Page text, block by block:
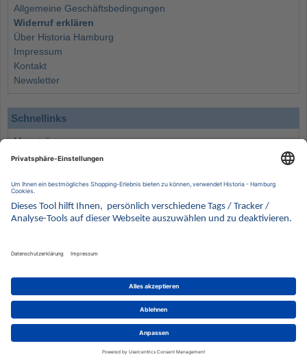
Allgemeine Geschäftsbedingungen
Widerruf erklären
Über Historia Hamburg
Impressum
Kontakt
Newsletter
Schnellinks
Monatsliste
Angebote
Wissenswertes
Kontakt
Wir behalten uns vor, für ausgewählte Münzen die Differenzbesteuerung gemäß § 25a UStG
anzuwenden.
Alle Angebote freibleibend solange der Vorrat reicht. Irrtum vorbehalten. Bilder sind
Beispielbilder
Münzen von HISTORIA Münzhandelsgesellschaft mbH
© 2021PCS, IT mit Augenmaß
eCommerce Engine © 2018Magento